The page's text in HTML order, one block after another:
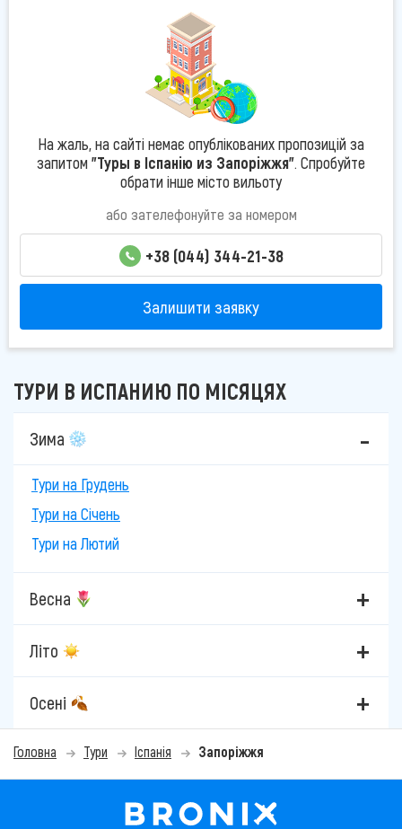
На жаль, на сайті немає опублікованих пропозицій за
запитом "Туры в Іспанію из Запоріжжя". Спробуйте
обрати інше місто вильоту
або зателефонуйте за номером
+38 (044) 344-21-38
Залишити заявку
ТУРИ В ИСПАНИЮ ПО МІСЯЦЯХ
Зима
Тури на Грудень
Тури на Січень
Тури на Лютий
Весна
Літо
Осені
Головна Тури Іспанія Запоріжжя